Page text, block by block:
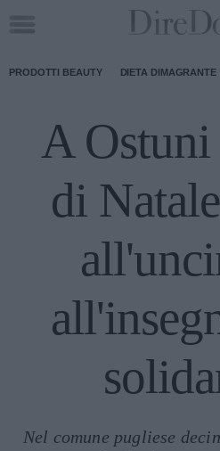
PRODOTTI BEAUTY DIETA DIMAGRANTE
A
di
Nel comune pugliese